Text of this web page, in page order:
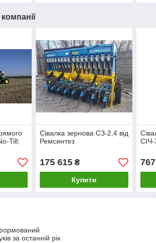
Till;
Сівалка зернова СЗ-2,4 від
Ремсинтез
175 615₴
Купити
за останній рік